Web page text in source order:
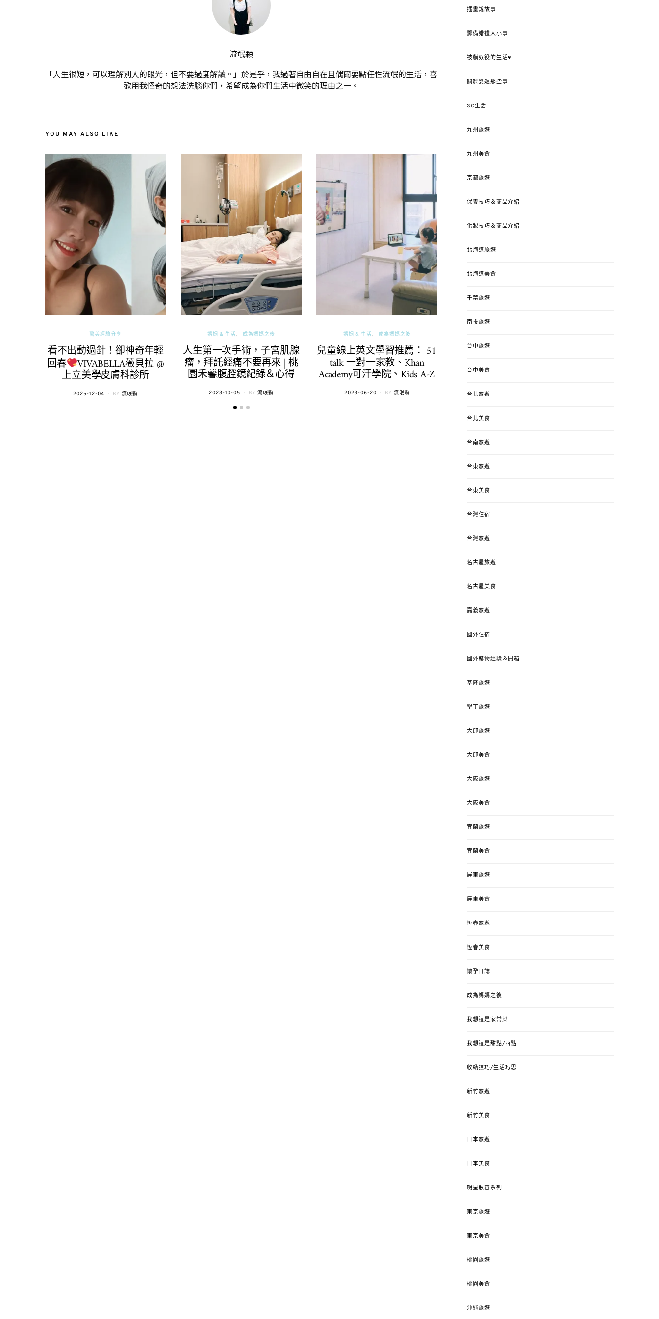
流氓顆
「人生很短，可以理解別人的眼光，但不要過度解讀。」於是乎，我過著自由自在且偶爾耍點任性流氓的生活，喜
歡用我怪奇的想法洗腦你們，希望成為你們生活中微笑的理由之一。
YOU MAY ALSO LIKE
醫美經驗分享
看不出動過針！卻神奇年輕
回春 VIVABELLA薇貝拉 @
上立美學皮膚科診所
POSTED
2025-12-04 BY 流氓顆
婚姻 & 生活 成為媽媽之後
人生第一次手術，子宮肌腺
瘤，拜託經痛不要再來 | 桃
園禾馨腹腔鏡紀錄＆心得
POSTED
2023-10-05 BY 流氓顆
婚姻 & 生活 成為媽媽之後
兒童線上英文學習推薦： 51
talk 一對一家教、Khan
Academy可汗學院、Kids A-Z
POSTED
2023-06-20 BY 流氓顆
4y3m ：視力檢查、練習犯
錯、認識華德福
插畫說故事
籌備婚禮大小事
被貓奴役的生活♥
關於婆媳那些事
3C生活
九州旅遊
九州美食
京都旅遊
保養技巧＆商品介紹
化妝技巧＆商品介紹
北海道旅遊
北海道美食
千葉旅遊
南投旅遊
台中旅遊
台中美食
台北旅遊
台北美食
台南旅遊
台東旅遊
台東美食
台灣住宿
台灣旅遊
名古屋旅遊
名古屋美食
嘉義旅遊
國外住宿
國外購物經驗＆開箱
基隆旅遊
墾丁旅遊
大邱旅遊
大邱美食
大阪旅遊
大阪美食
宜蘭旅遊
宜蘭美食
屏東旅遊
屏東美食
恆春旅遊
恆春美食
懷孕日誌
成為媽媽之後
我想這是家常菜
我想這是甜點/西點
收納技巧/生活巧思
新竹旅遊
新竹美食
日本旅遊
日本美食
明星妝容系列
東京旅遊
東京美食
桃園旅遊
桃園美食
沖繩旅遊